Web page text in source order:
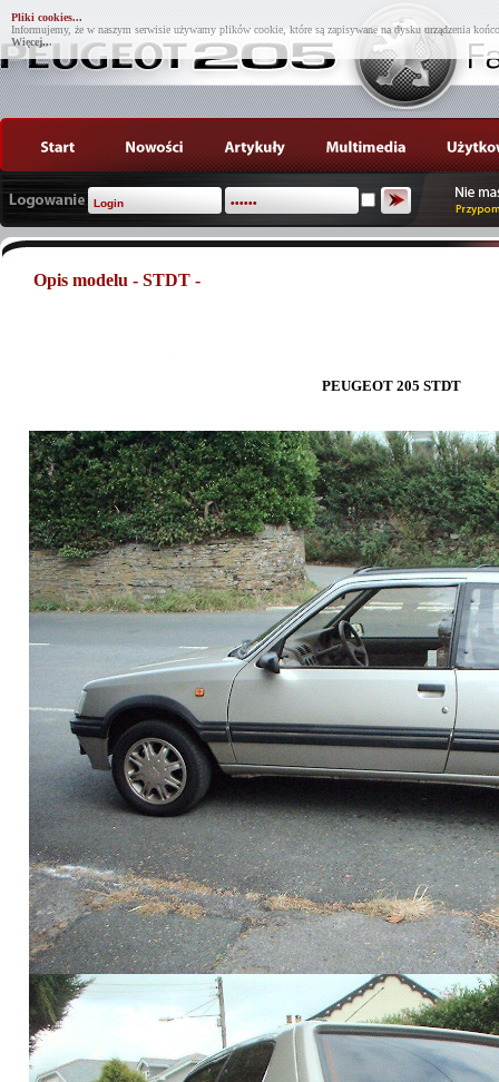
Pliki cookies...
Informujemy, że w naszym serwisie używamy plików cookie, które są zapisywane na dysku urządzenia
Więcej...
Opis modelu - STDT -
PEUGEOT 205 STDT